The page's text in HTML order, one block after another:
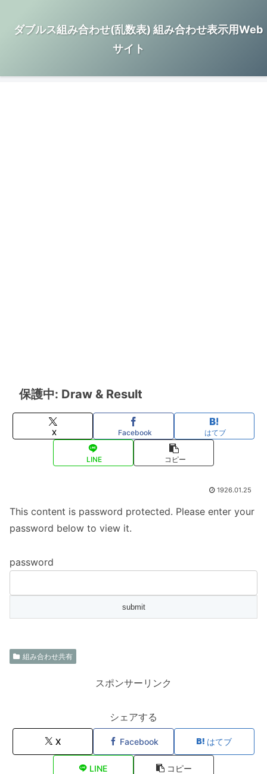
ダブルス組み合わせ(乱数表) 組み合わせ表示用Web
サイト
保護中: Draw & Result
X Facebook はてブ
LINE コピー
1926.01.25
This content is password protected. Please enter your
password below to view it.
password
組み合わせ共有
スポンサーリンク
シェアする
X Facebook はてブ
LINE コピー